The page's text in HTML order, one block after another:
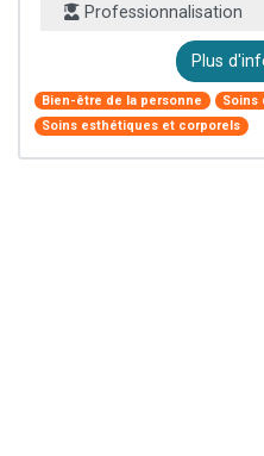
Professionnalisation
Plus
Bien-être de la personne
Soins
Soins esthétiques et corporels